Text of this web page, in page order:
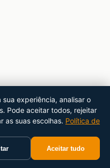
experiência, analisar o
Pode aceitar todos, rejeitar
as suas escolhas. Política de
Aceitar tudo